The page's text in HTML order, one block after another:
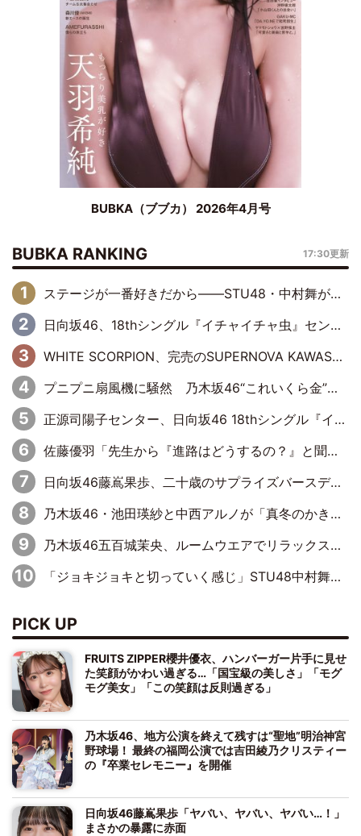
BUBKA（ブブカ） 2026年4月号
BUBKA RANKING 17:30更新
ステージが一番好きだから――STU48・中村舞が描く“これからの私”
日向坂46、18thシングル『イチャイチャ虫』センターは正源司陽子に決定& 佐藤優羽や平岡海月など、“ひなた坂46”からの選抜入りも注目！
WHITE SCORPION、完売のSUPERNOVA KAWASAKIで沸いた“着席型LIVE” 『BASE Live #16』昼公演リポート
プニプニ扇風機に騒然 乃木坂46“これいくら金”延長中は今回もわちゃわちゃ全開
正源司陽子センター、日向坂46 18thシングル『イチャイチャ虫』新ビジュアル公開
佐藤優羽「先生から『進路はどうするの？』と聞かれて。『実は……』とXのトレンドで1位になっているスマホを見せました」【日向坂46『五期生LIVE』開催記念 五期生“変革”ドキュメンタリー③】
日向坂46藤嶌果歩、二十歳のサプライズバースデーに大喜び「頼られる先輩になれるように努力していきたい」
乃木坂46・池田瑛紗と中西アルノが「真冬のかき氷」騒動で火花散らす！ 因縁の裏にあるのは、逆境をともに“凌”ぐ似た者同士の絆
乃木坂46五百城茉央、ルームウエアでリラックス「今回のグラビアを見て成長を感じていただけるとうれしい」
「ジョキジョキと切っていく感じ」STU48中村舞、新しい挑戦は自らの手で
PICK UP
FRUITS ZIPPER櫻井優衣、ハンバーガー片手に見せ
た笑顔がかわい過ぎる…「国宝級の美しさ」「モグ
モグ美女」「この笑顔は反則過ぎる」
乃木坂46、地方公演を終えて残すは“聖地”明治神宮
野球場！ 最終の福岡公演では吉田綾乃クリスティー
の『卒業セレモニー』を開催
日向坂46藤嶌果歩「ヤバい、ヤバい、ヤバい…！」
まさかの暴露に赤面